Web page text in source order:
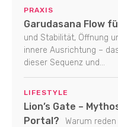
PRAXIS
Garudasana Flow
und Stabilität, Öffnung
innere Ausrichtung –
dieser Sequenz und...
LIFESTYLE
Lion’s Gate –
Portal?
Warum